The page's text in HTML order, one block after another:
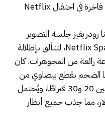
جورجينا رودريغيز تتألق بمجوهرات فاخرة في احتفال Netflix
جورجينا رودريغيز جلسة التصوير
بمناسبة الذكرى العاشرة لشبكة Netflix Spain، لتتألق بإطلالة
رائعة من المجوهرات. كان
الضخم بقطع بيضاوي من
كريستيانو رونالدو، الذي يُقدّر وزنه بين 20 و30 قيراطًا، ويُحتمل
مما جذب جميع أنظار